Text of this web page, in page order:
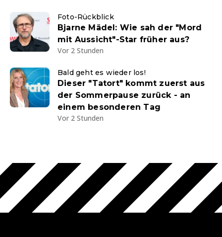
Foto-Rückblick
Bjarne Mädel: Wie sah der "Mord
mit Aussicht"-Star früher aus?
Vor 2 Stunden
Bald geht es wieder los!
Dieser "Tatort" kommt zuerst aus
der Sommerpause zurück - an
einem besonderen Tag
Vor 2 Stunden